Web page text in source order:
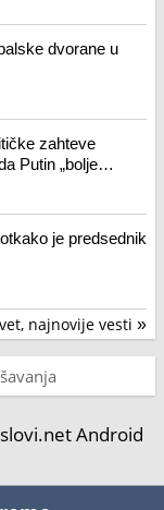
dvorane u
zahteve
Putin „bolje
je predsednik
najnovije vesti »
Android